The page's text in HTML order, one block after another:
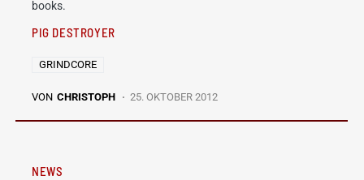
books.
PIG DESTROYER
GRINDCORE
VON CHRISTOPH 25. OKTOBER 2012
NEWS